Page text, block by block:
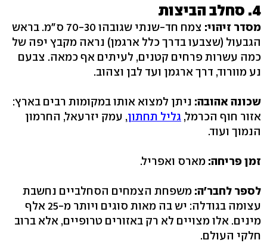
‭.4‬ סחלב הביצות
מסדר זיהוי:
צמח חד-שנתי שגובהו ‭70-30‬ ס"מ. בראש
הגבעול (שצבעו בדרך כלל ארגמן) נראה מקבץ יפה של
כמה עשרות פרחים קטנים, לעיתים אף כמאה. צבעם
נע מוורוד, דרך ארגמן ועד לבן וצהוב.
שכונה אהובה: ניתן למצוא אותו במקומות רבים בארץ:
אזור חוף הכרמל, גליל תחתון, עמק יזרעאל, החרמון
הנמוך ועוד.
זמן פריחה: מארס ואפריל.
לספר לחבר'ה: משפחת הצמחים הסחלביים נחשבת
עצומה בגודלה: יש בה מאות סוגים ויותר מ‭25-‬ אלף
מינים. אלו מצויים לא רק באזורים טרופיים, אלא ברוב
חלקי העולם.